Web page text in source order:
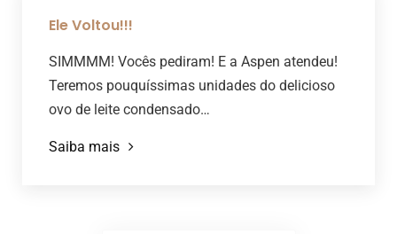
Ele Voltou!!!
SIMMMM! Vocês pediram! E a Aspen atendeu!
Teremos pouquíssimas unidades do delicioso
ovo de leite condensado…
Saiba mais